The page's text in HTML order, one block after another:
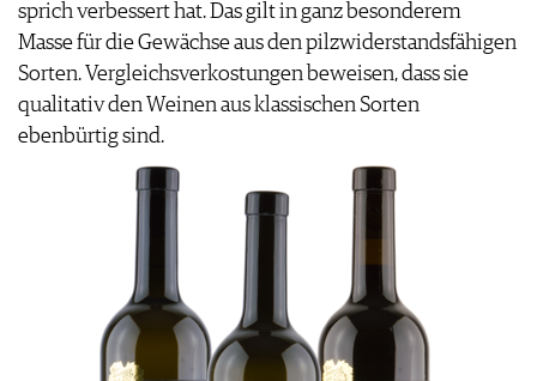
sprich verbessert hat. Das gilt in ganz besonderem
Masse für die Gewächse aus den pilzwiderstandsfähigen
Sorten. Vergleichsverkostungen beweisen, dass sie
qualitativ den Weinen aus klassischen Sorten
ebenbürtig sind.